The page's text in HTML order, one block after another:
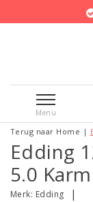
Menu
Terug naar Home |
Edding
5.0
Merk: Edding |